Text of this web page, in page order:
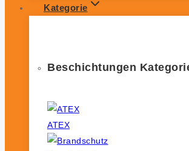
Kategorie
Beschichtungen
ATEX